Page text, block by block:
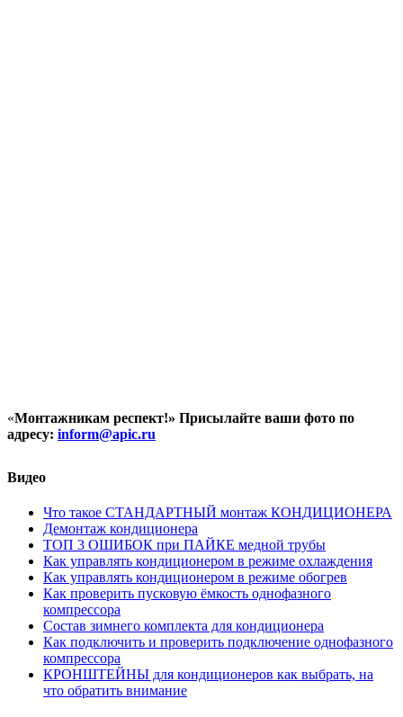
«Монтажникам респект!» Присылайте ваши фото по
адресу: inform@apic.ru
Видео
Что такое СТАНДАРТНЫЙ монтаж КОНДИЦИОНЕРА
Демонтаж кондиционера
ТОП 3 ОШИБОК при ПАЙКЕ медной трубы
Как управлять кондиционером в режиме охлаждения
Как управлять кондиционером в режиме обогрев
Как проверить пусковую ёмкость однофазного
компрессора
Состав зимнего комплекта для кондиционера
Как подключить и проверить подключение однофазного
компрессора
КРОНШТЕЙНЫ для кондиционеров как выбрать, на
что обратить внимание